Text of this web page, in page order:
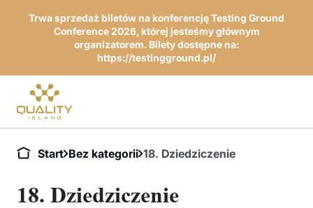
Trwa sprzedaż biletów na konferencję Testing Ground
Conference 2026, której jesteśmy głównym
organizatorem. Bilety dostępne na:
https://testingground.pl/
Start Bez kategorii 18. Dziedziczenie
18. Dziedziczenie